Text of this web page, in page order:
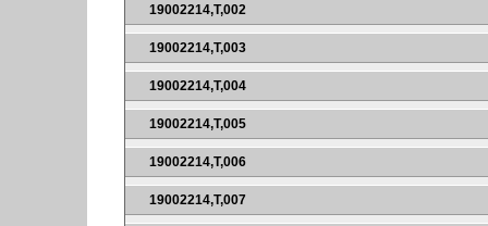
19002214,T,002
19002214,T,003
19002214,T,004
19002214,T,005
19002214,T,006
19002214,T,007